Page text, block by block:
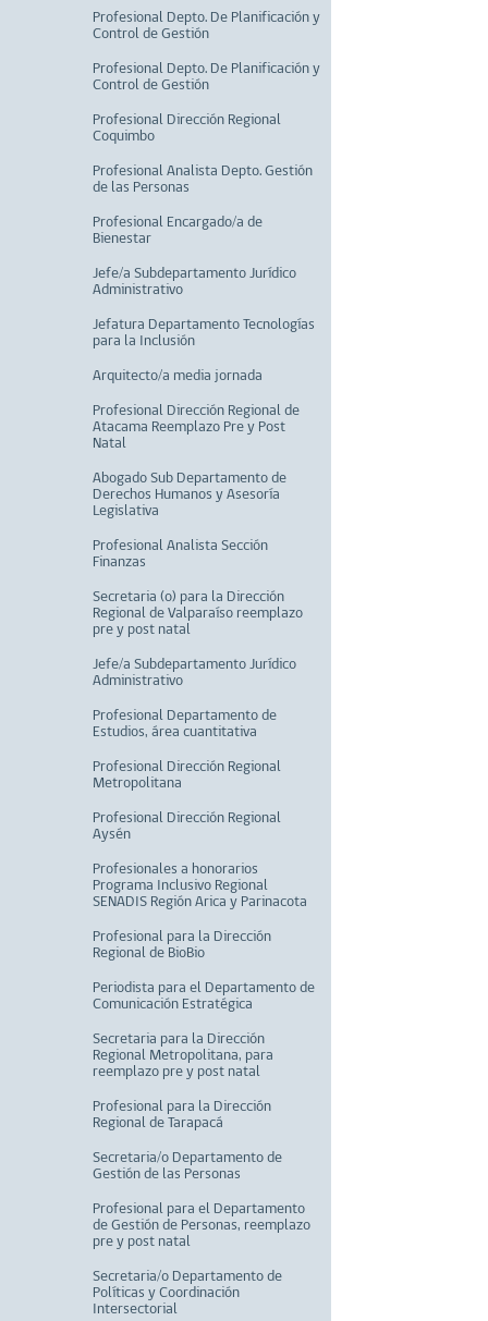
Profesional Depto. De Planificación y
Control de Gestión
Profesional Depto. De Planificación y
Control de Gestión
Profesional Dirección Regional
Coquimbo
Profesional Analista Depto. Gestión
de las Personas
Profesional Encargado/a de
Bienestar
Jefe/a Subdepartamento Jurídico
Administrativo
Jefatura Departamento Tecnologías
para la Inclusión
Arquitecto/a media jornada
Profesional Dirección Regional de
Atacama Reemplazo Pre y Post
Natal
Abogado Sub Departamento de
Derechos Humanos y Asesoría
Legislativa
Profesional Analista Sección
Finanzas
Secretaria (o) para la Dirección
Regional de Valparaíso reemplazo
pre y post natal
Jefe/a Subdepartamento Jurídico
Administrativo
Profesional Departamento de
Estudios, área cuantitativa
Profesional Dirección Regional
Metropolitana
Profesional Dirección Regional
Aysén
Profesionales a honorarios
Programa Inclusivo Regional
SENADIS Región Arica y Parinacota
Profesional para la Dirección
Regional de BioBio
Periodista para el Departamento de
Comunicación Estratégica
Secretaria para la Dirección
Regional Metropolitana, para
reemplazo pre y post natal
Profesional para la Dirección
Regional de Tarapacá
Secretaria/o Departamento de
Gestión de las Personas
Profesional para el Departamento
de Gestión de Personas, reemplazo
pre y post natal
Secretaria/o Departamento de
Políticas y Coordinación
Intersectorial